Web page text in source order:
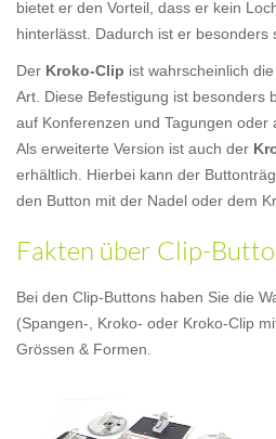
bietet er den Vorteil, dass er kein
hinterlässt. Dadurch ist er besonders
Der Kroko-Clip ist wahrscheinlich
Art. Diese Befestigung ist besonders
auf Konferenzen und Tagungen oder
Als erweiterte Version ist auch der
erhältlich. Hierbei kann der
den Button mit der Nadel oder dem
Fakten über Clip-
Bei den Clip-Buttons haben Sie die
(Spangen-, Kroko- oder Kroko-Clip
Grössen & Formen.